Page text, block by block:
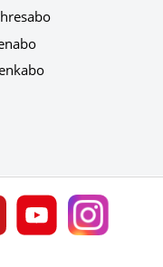
Lorenz
Leserservice
Lorenz
Leserservice
Lorenz